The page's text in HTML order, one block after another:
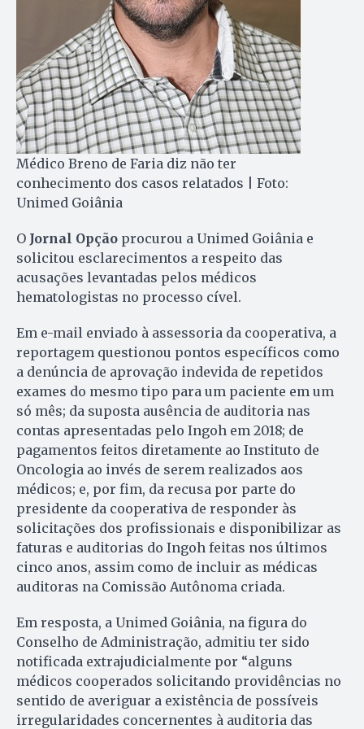
Médico Breno de Faria diz não ter
conhecimento dos casos relatados | Foto:
Unimed Goiânia
O Jornal Opção procurou a Unimed Goiânia e
solicitou esclarecimentos a respeito das
acusações levantadas pelos médicos
hematologistas no processo cível.
Em e-mail enviado à assessoria da cooperativa, a
reportagem questionou pontos específicos como
a denúncia de aprovação indevida de repetidos
exames do mesmo tipo para um paciente em um
só mês; da suposta ausência de auditoria nas
contas apresentadas pelo Ingoh em 2018; de
pagamentos feitos diretamente ao Instituto de
Oncologia ao invés de serem realizados aos
médicos; e, por fim, da recusa por parte do
presidente da cooperativa de responder às
solicitações dos profissionais e disponibilizar as
faturas e auditorias do Ingoh feitas nos últimos
cinco anos, assim como de incluir as médicas
auditoras na Comissão Autônoma criada.
Em resposta, a Unimed Goiânia, na figura do
Conselho de Administração, admitiu ter sido
notificada extrajudicialmente por “alguns
médicos cooperados solicitando providências no
sentido de averiguar a existência de possíveis
irregularidades concernentes à auditoria das